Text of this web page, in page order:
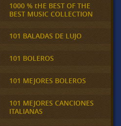
1000 % tHE BEST OF THE
BEST MUSIC COLLECTION
101 BALADAS DE LUJO
101 BOLEROS
101 MEJORES BOLEROS
101 MEJORES CANCIONES
ITALIANAS